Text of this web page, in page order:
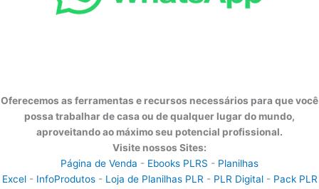
Oferecemos as ferramentas e recursos necessários para que você
possa trabalhar de casa ou de qualquer lugar do mundo,
aproveitando ao máximo seu potencial profissional.
Visite nossos Sites:
Página de Venda - Ebooks PLRS - Planilhas
Excel- InfoProdutos- Loja de Planilhas PLR - PLR Digital- Pack PLR